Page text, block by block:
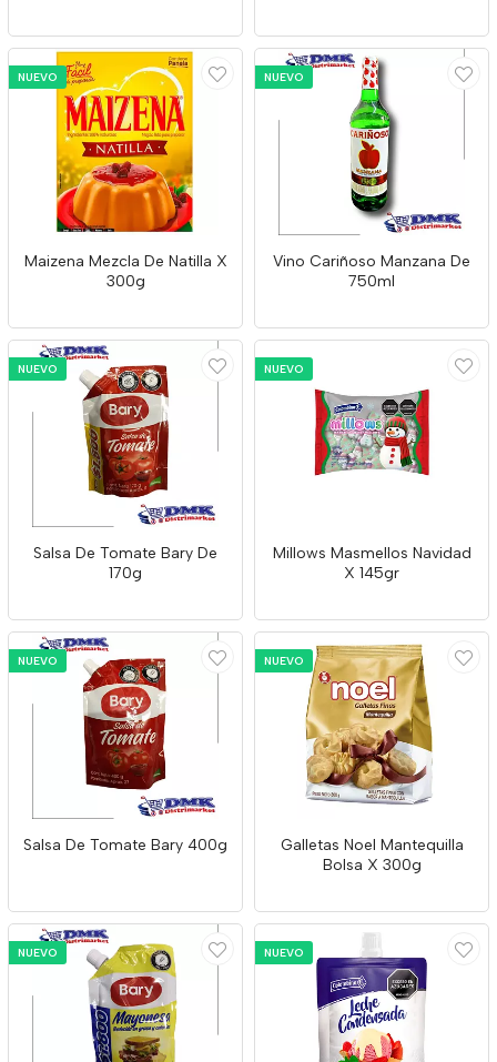
NUEVO
Maizena Mezcla De Natilla X
300g
NUEVO
Vino Cariñoso Manzana De
750ml
NUEVO
Salsa De Tomate Bary De
170g
NUEVO
Millows Masmellos Navidad
X 145gr
NUEVO
Salsa De Tomate Bary 400g
NUEVO
Galletas Noel Mantequilla
Bolsa X 300g
NUEVO NUEVO